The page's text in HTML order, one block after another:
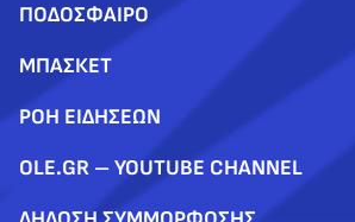
ΠΟΔΟΣΦΑΙΡΟ
ΜΠΑΣΚΕΤ
ΡΟΗ ΕΙΔΗΣΕΩΝ
OLE.GR – YOUTUBE CHANNEL